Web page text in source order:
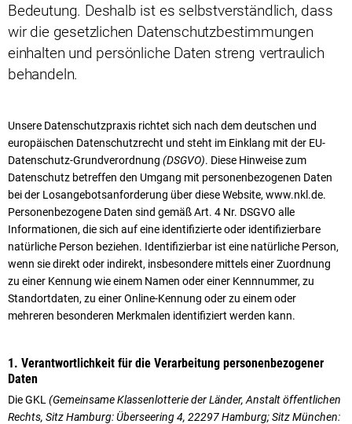
Bedeutung. Deshalb ist es selbstverständlich, dass
wir die gesetzlichen Datenschutzbestimmungen
einhalten und persönliche Daten streng vertraulich
behandeln.
Unsere Datenschutzpraxis richtet sich nach dem deutschen und
europäischen Datenschutzrecht und steht im Einklang mit der EU-
Datenschutz-Grundverordnung (DSGVO). Diese Hinweise zum
Datenschutz betreffen den Umgang mit personenbezogenen Daten
bei der Losangebotsanforderung über diese Website, www.nkl.de.
Personenbezogene Daten sind gemäß Art. 4 Nr. DSGVO alle
Informationen, die sich auf eine identifizierte oder identifizierbare
natürliche Person beziehen. Identifizierbar ist eine natürliche Person,
wenn sie direkt oder indirekt, insbesondere mittels einer Zuordnung
zu einer Kennung wie einem Namen oder einer Kennnummer, zu
Standortdaten, zu einer Online-Kennung oder zu einem oder
mehreren besonderen Merkmalen identifiziert werden kann.
1. Verantwortlichkeit für die Verarbeitung personenbezogener
Daten
Die GKL (Gemeinsame Klassenlotterie der Länder, Anstalt öffentlichen
Rechts, Sitz Hamburg: Überseering 4, 22297 Hamburg; Sitz München: